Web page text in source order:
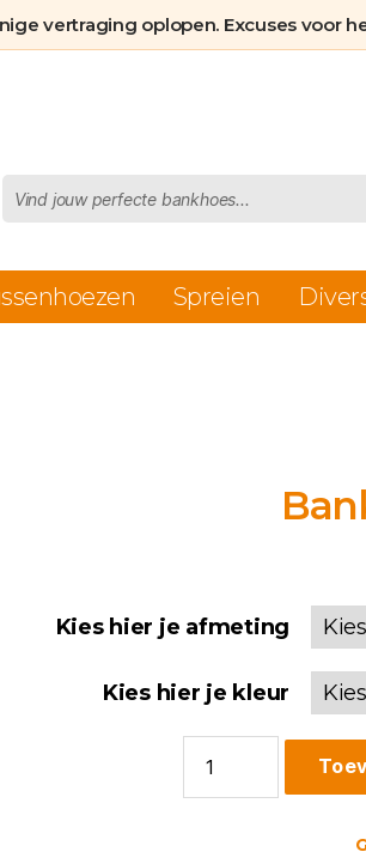
vertraging oplopen. Excuses voor
zoeken
Spreien
Kies hier je afmeting
Kies hier je kleur
Bali
links